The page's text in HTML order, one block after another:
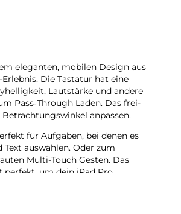
eleganten, mobilen Design aus
Die Tastatur hat eine
Lautstärke und andere
Pass‑Through Laden. Das frei­
anpassen.
für Aufgaben, bei denen es
auswählen. Oder zum
Multi-Touch Gesten. Das
perfekt, um dein iPad Pro